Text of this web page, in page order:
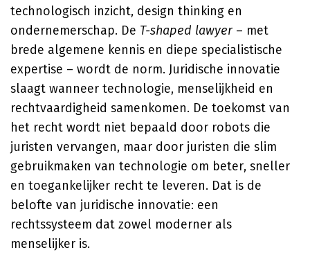
technologisch inzicht, design thinking en
ondernemerschap. De T-shaped lawyer– met
brede algemene kennis en diepe specialistische
expertise – wordt de norm. Juridische innovatie
slaagt wanneer technologie, menselijkheid en
rechtvaardigheid samenkomen. De toekomst van
het recht wordt niet bepaald door robots die
juristen vervangen, maar door juristen die slim
gebruikmaken van technologie om beter, sneller
en toegankelijker recht te leveren. Dat is de
belofte van juridische innovatie: een
rechtssysteem dat zowel moderner als
menselijker is.